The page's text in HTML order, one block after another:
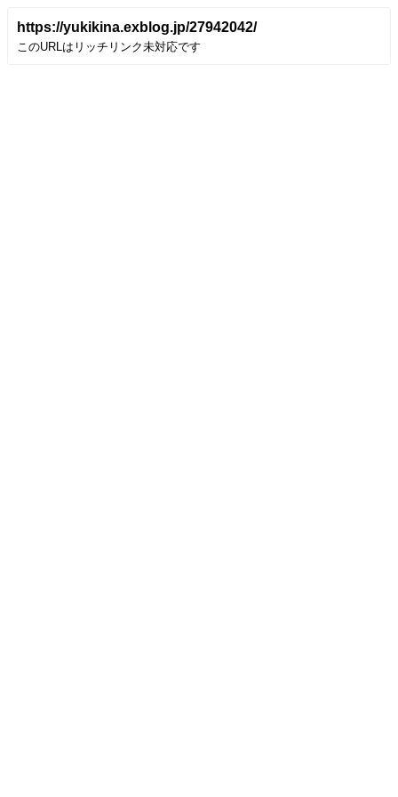
https://yukikina.exblog.jp/27942042/
このURLはリッチリンク未対応です